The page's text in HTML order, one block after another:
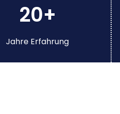
20+
Jahre Erfahrung